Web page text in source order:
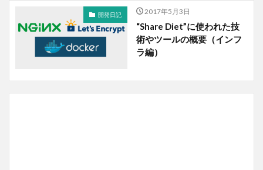
開発日記 2017年5月3日
“Share Diet”に使われた技
術やツールの概要（インフ
ラ編）